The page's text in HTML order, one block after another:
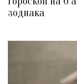
зодиака